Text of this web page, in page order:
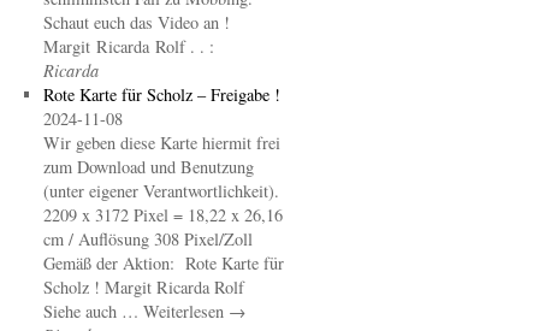
Schaut euch das Video an !
Margit Ricarda Rolf . . :
Ricarda
Rote Karte für Scholz – Freigabe !
2024-11-08
Wir geben diese Karte hiermit frei
zum Download und Benutzung
(unter eigener Verantwortlichkeit).
2209 x 3172 Pixel = 18,22 x 26,16
cm / Auflösung 308 Pixel/Zoll
Gemäß der Aktion: Rote Karte für
Scholz ! Margit Ricarda Rolf
Siehe auch … Weiterlesen →